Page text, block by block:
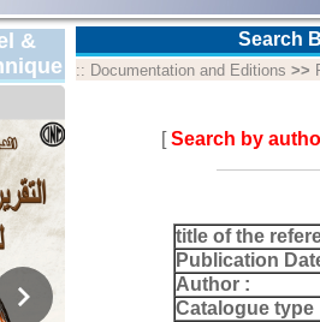
&
Search
:: Documentation and Editions >>
[Search by
title of the
Publication
Author :
Catalogue type